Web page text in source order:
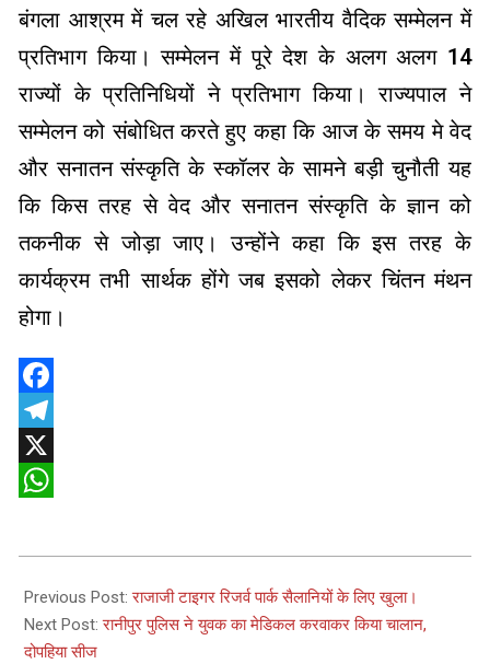
बंगला आश्रम में चल रहे अखिल भारतीय वैदिक सम्मेलन में
प्रतिभाग किया। सम्मेलन में पूरे देश के अलग अलग 14
राज्यों के प्रतिनिधियों ने प्रतिभाग किया। राज्यपाल ने
सम्मेलन को संबोधित करते हुए कहा कि आज के समय मे वेद
और सनातन संस्कृति के स्कॉलर के सामने बड़ी चुनौती यह
कि किस तरह से वेद और सनातन संस्कृति के ज्ञान को
तकनीक से जोड़ा जाए। उन्होंने कहा कि इस तरह के
कार्यक्रम तभी सार्थक होंगे जब इसको लेकर चिंतन मंथन
होगा।
Facebook
Telegram
X
11-
16
Previous Post:राजाजी टाइगर रिजर्व पार्क सैलानियों के लिए खुला।
Next Post:रानीपुर पुलिस ने युवक का मेडिकल करवाकर किया चालान,
दोपहिया सीज